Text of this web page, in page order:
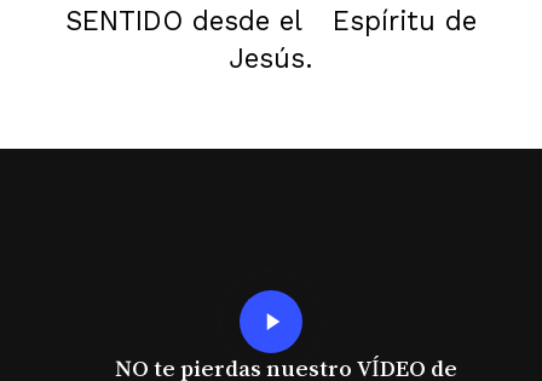
SENTIDO desde el
Espíritu de
Jesús.
Play
Video
NO te pierdas nuestro VÍDEO de